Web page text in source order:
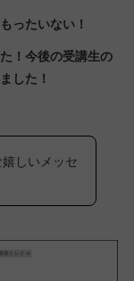
ったいない！
！今後の受講生の
した！
しいメッセ